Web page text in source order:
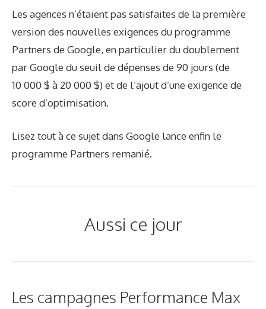
Les agences n’étaient pas satisfaites de la première
version des nouvelles exigences du programme
Partners de Google, en particulier du doublement
par Google du seuil de dépenses de 90 jours (de
10 000 $ à 20 000 $) et de l’ajout d’une exigence de
score d’optimisation.
Lisez tout à ce sujet dans Google lance enfin le
programme Partners remanié.
Aussi ce jour
Les campagnes Performance Max